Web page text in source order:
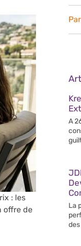
: les
offre de
A
La